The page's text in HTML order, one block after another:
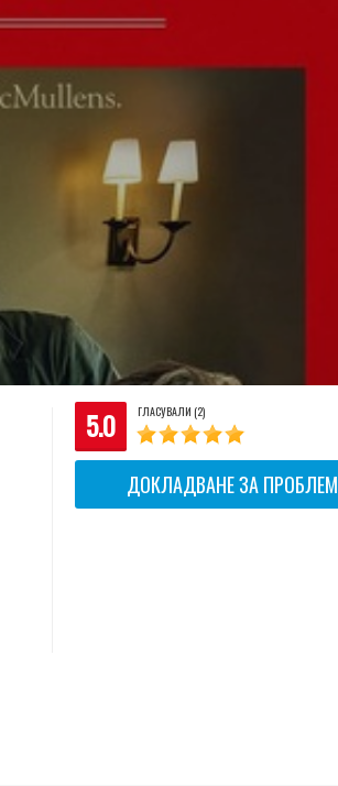
5.0 ГЛАСУВАЛИ (2)
ДОКЛАДВАНЕ ЗА ПРОБЛЕМ